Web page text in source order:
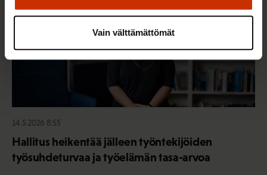
Vain välttämättömät
14.5.2026 8:55
Hallitus heikentää jälleen työntekijöiden
työsuhdeturvaa ja työelämän tasa-arvoa